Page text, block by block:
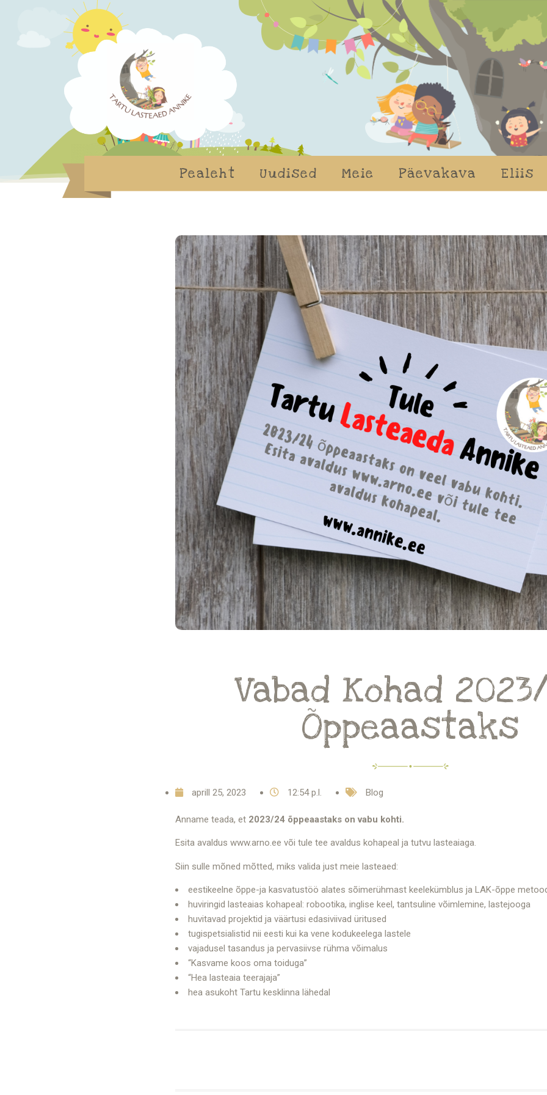
Pealeht Uudised Meie Päevakava Eliis
Vabad Kohad
Õppeaastaks
aprill 25, 2023 12:54 p.l. Blog
Anname teada, et 2023/24 õppeaastaks on vabu kohti.
Esita avaldus www.arno.ee või tule tee avaldus kohapeal ja tutvu lasteaiaga.
Siin sulle mõned mõtted, miks valida just meie lasteaed:
eestikeelne õppe-ja kasvatustöö alates sõimerühmast keelekümblus ja LAK-õppe
huviringid lasteaias kohapeal: robootika, inglise keel, tantsuline võimlemine, lastejooga
huvitavad projektid ja väärtusi edasiviivad üritused
tugispetsialistid nii eesti kui ka vene kodukeelega lastele
vajadusel tasandus ja pervasiivse rühma võimalus
“Kasvame koos oma toiduga”
“Hea lasteaia teerajaja”
hea asukoht Tartu kesklinna lähedal